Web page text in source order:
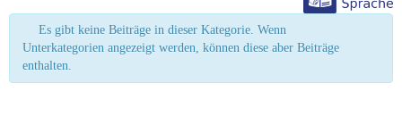
Es gibt keine Beiträge in dieser Kategorie. Wenn
Unterkategorien angezeigt werden, können diese aber Beiträge
enthalten.